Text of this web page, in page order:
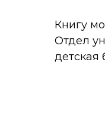
Книгу
Отдел
детская